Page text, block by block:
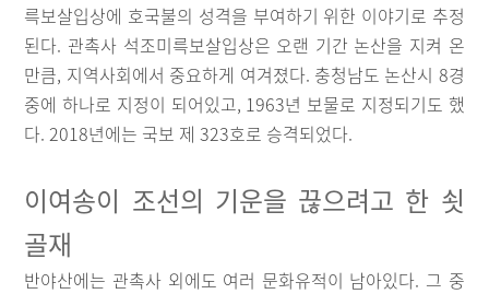
륵보살입상에 호국불의 성격을 부여하기 위한 이야기로 추정
된다. 관촉사 석조미륵보살입상은 오랜 기간 논산을 지켜 온
만큼, 지역사회에서 중요하게 여겨졌다. 충청남도 논산시 8경
중에 하나로 지정이 되어있고, 1963년 보물로 지정되기도 했
다. 2018년에는 국보 제 323호로 승격되었다.
이여송이 조선의 기운을 끊으려고 한 쇳
골재
반야산에는 관촉사 외에도 여러 문화유적이 남아있다. 그 중